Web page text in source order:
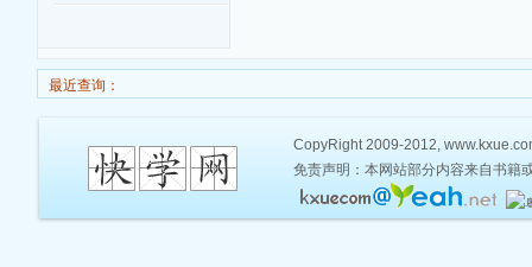
最近查询：
CopyRight 2009-2012,
免责声明：本网站部分内容来自书籍